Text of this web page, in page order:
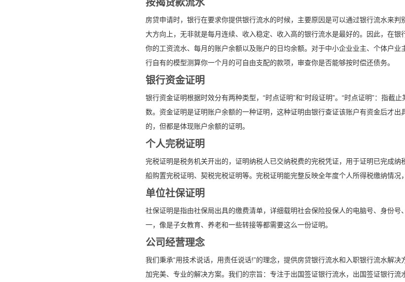
按揭贷款流水
房贷申请时，银行在要求你提供银行流水的时候，主要原因是可以通过银行流水来
大方向上，无非就是每月连续、收入稳定、收入高的银行流水是最好的。因此，在
你的工资流水、每月的账户余额以及账户的日均余额。对于中小企业业主、个体户
行自有的模型测算你一个月的可自由支配的款项，审查你是否能够按时偿还债务。
银行资金证明
银行资金证明根据时效分有两种类型，“时点证明”和“时段证明”。“时点证明”：指
数。资金证明是证明账户余额的一种证明，这种证明由银行查证该账户有资金后才
的，但都是体现账户余额的证明。
个人完税证明
完税证明是税务机关开出的，证明纳税人已交纳税费的完税凭证，用于证明已完成
船购置完税证明、契税完税证明等。完税证明能完整反映全年度个人所得税缴纳情况
单位社保证明
社保证明是指由社保局出具的缴费清单，详细载明社会保险投保人的电脑号、身份
一，像是子女教育、养老和一些转接等都需要这么一份证明。
公司经营理念
我们秉承“用技术说话，用责任说话!”的理念，提供房贷银行流水和入职银行流水解
加完美、专业的解决方案。我们的宗旨：专注于出国签证银行流水，出国签证银行